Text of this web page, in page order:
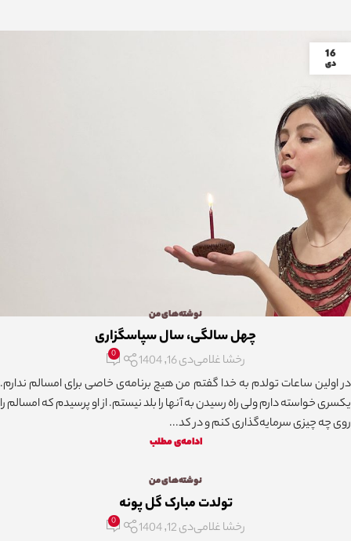
16
دی
نوشته‌های من
چهل سالگی، سال سپاسگزاری
رخشا غلامیدی 16, 1404 0
در اولین ساعات تولدم به خدا گفتم من هیچ برنامه‌ی خاصی برای امسالم ندارم.
یکسری خواسته دارم ولی راه رسیدن به آنها را بلد نیستم. از او پرسیدم که امسالم را
روی چه چیزی سرمایه‌گذاری کنم و در کد...
ادامه‌ی مطلب
نوشته‌های من
تولدت مبارک گل پونه
رخشا غلامیدی 12, 1404 0